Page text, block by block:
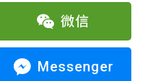
微信
Messenger